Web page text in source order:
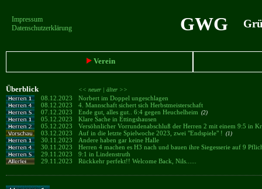
Impressum
Datenschutzerklärung
GWG
Verein
Überblick << neuer | älter >>
08.12.2023
Norbert im Doppel ungeschlagen
08.12.2023
4. Mannschaft sichert sich Herbstmeisterschaft
07.12.2023
Ende gut, alles gut.. 6:4 gegen Heuchelheim (2)
05.12.2023
Klare Sache in Ettingshausen
05.12.2023
Versöhnlicher Vorrundenabschluß der Herren 2 mit einem 9:5 in
03.12.2023
Auf in die letzte Spielwoche 2023, zwei "Endspiele" ! (1)
30.11.2023
Andere haben gar keine Halle
30.11.2023
Herren 4 machen es H3 nach und bauen ihre Siegesserie auf 9
29.11.2023
9:1 in Lindenstruth
29.11.2023
Rückkehr perfekt!! Welcome Back, Nils......